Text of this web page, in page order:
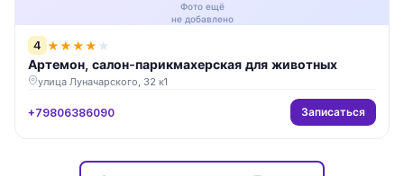
Фото ещё
не добавлено
4 ★★★★ ★
Артемон, салон-парикмахерская для животных
улица Луначарского, 32 к1
+79806386090 Записаться